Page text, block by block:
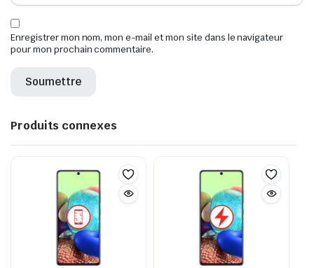
Enregistrer mon nom, mon e-mail et mon site dans le navigateur
pour mon prochain commentaire.
Produits connexes